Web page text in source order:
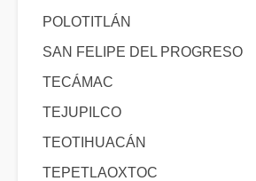
POLOTITLÁN
SAN FELIPE DEL PROGRESO
TECÁMAC
TEJUPILCO
TEOTIHUACÁN
TEPETLAOXTOC